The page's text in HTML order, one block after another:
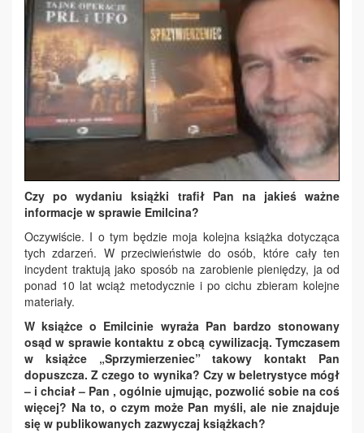
Czy po wydaniu książki trafił Pan na jakieś ważne
informacje w sprawie Emilcina?
Oczywiście. I o tym będzie moja kolejna książka dotycząca
tych zdarzeń. W przeciwieństwie do osób, które cały ten
incydent traktują jako sposób na zarobienie pieniędzy, ja od
ponad 10 lat wciąż metodycznie i po cichu zbieram kolejne
materiały.
W książce o Emilcinie wyraża Pan bardzo stonowany
osąd w sprawie kontaktu z obcą cywilizacją. Tymczasem
w książce „Sprzymierzeniec” takowy kontakt Pan
dopuszcza. Z czego to wynika? Czy w beletrystyce mógł
– i chciał – Pan , ogólnie ujmując, pozwolić sobie na coś
więcej? Na to, o czym może Pan myśli, ale nie znajduje
się w publikowanych zazwyczaj książkach?